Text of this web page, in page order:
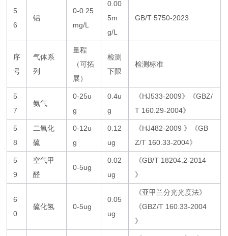
5
6
铝
0-0.25
mg/L
0.00
5m
g/L
GB/T 5750-2023
序
号
气体系
列
量程
（可拓
展）
检测
下限
检测标准
5
7
氨气
0-25u
g
0.4u
g
《HJ533-2009》《GBZ/
T 160.29-2004》
5
8
二氧化
硫
0-12u
g
0.12
ug
《HJ482-2009 》《GB
Z/T 160.33-2004》
5
9
空气甲
醛
0-5ug
0.02
ug
《GB/T 18204.2-2014
》
6
0
硫化氢 0-5ug
0.05
ug
《亚甲兰分光光度法》
《GBZ/T 160.33-2004
》